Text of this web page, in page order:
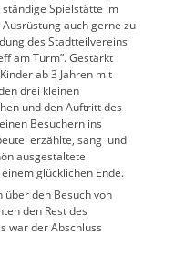
Spielstätte im
auch gerne zu
des Stadtteilvereins
am Turm”. Gestärkt
ab 3 Jahren mit
drei kleinen
und den Auftritt des
Besuchern ins
erzählte, sang und
ausgestaltete
glücklichen Ende.
über den Besuch von
den Rest des
war der Abschluss